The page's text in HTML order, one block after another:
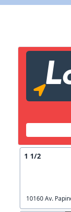
1 1/2
10160 Av.
Lien vers
Copier lien